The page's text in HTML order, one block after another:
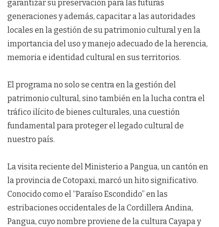
garantizar su preservación para las futuras
generaciones y además, capacitar a las autoridades
locales en la gestión de su patrimonio cultural y en la
importancia del uso y manejo adecuado de la herencia,
memoria e identidad cultural en sus territorios.
El programa no solo se centra en la gestión del
patrimonio cultural, sino también en la lucha contra el
tráfico ilícito de bienes culturales, una cuestión
fundamental para proteger el legado cultural de
nuestro país.
La visita reciente del Ministerio a Pangua, un cantón en
la provincia de Cotopaxi, marcó un hito significativo.
Conocido como el “Paraíso Escondido” en las
estribaciones occidentales de la Cordillera Andina,
Pangua, cuyo nombre proviene de la cultura Cayapa y